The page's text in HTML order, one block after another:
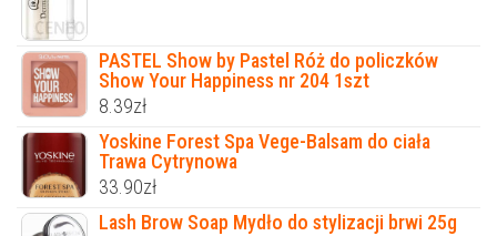
PASTEL Show by Pastel Róż do policzków
Show Your Happiness nr 204 1szt
8.39zł
Yoskine Forest Spa Vege-Balsam do ciała
Trawa Cytrynowa
33.90zł
Lash Brow Soap Mydło do stylizacji brwi 25g